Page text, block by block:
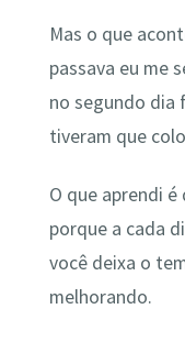
Mas o que
passava eu me
no segundo dia
tiveram que
O que aprendi
porque a cada
você deixa o
melhorando.